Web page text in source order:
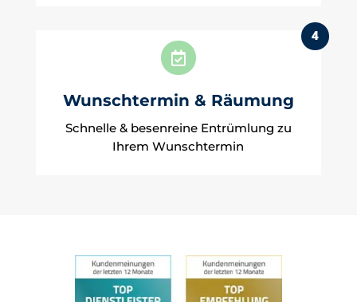

Wunschtermin & Räumung
4
Schnelle & besenreine Entrümlung zu
Ihrem Wunschtermin